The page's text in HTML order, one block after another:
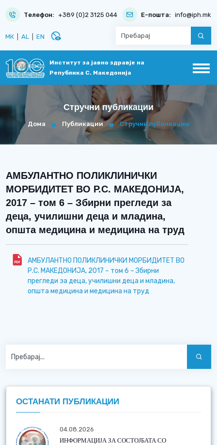
Телефон: +389 (0)2 3125 044 Е-пошта: info@iph.mk
МК AL EN disabled_visible
Институт за јавно здравје на
Република С. Македонија
Стручни публикации
Дома Публикации Стручни публикации
АМБУЛАНТНО ПОЛИКЛИНИЧКИ
МОРБИДИТЕТ ВО Р.С. МАКЕДОНИЈА,
2017 – том 6 – Збирни прегледи за
деца, училишни деца и младина,
општа медицина и медицина на труд
АМБУЛАНТНО ПОЛИКЛИНИЧКИ МОРБИДИТЕТ ВО
Р.С. МАКЕДОНИЈА, 2017 – том 6 – Збирни
прегледи за деца, училишни деца и младина,
општа медицина и медицина на труд
ОСТАНАТИ ПУБЛИКАЦИИ
04.08.2026
ИНФОРМАЦИЈА ЗА СОСТОЈБАТА СО